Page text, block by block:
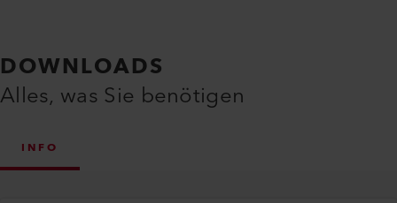
DOWNLOADS
Alles, was Sie benötigen
INFO